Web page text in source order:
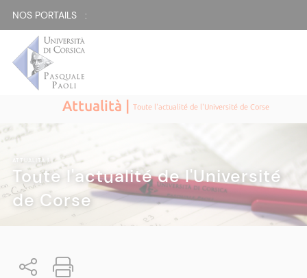
NOS PORTAILS :
Attualità |Toute l'actualité de l'Université de Corse
ATTUALITÀ|
Toute l'actualité de l'Université
de Corse